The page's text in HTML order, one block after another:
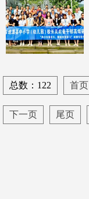
总数：122 首页
下一页
尾页